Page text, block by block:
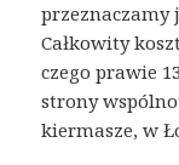
Całkowity
czego prawie
strony
kiermasze, w